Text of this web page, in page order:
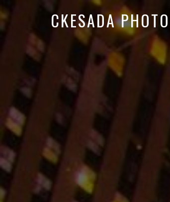
CKESADA